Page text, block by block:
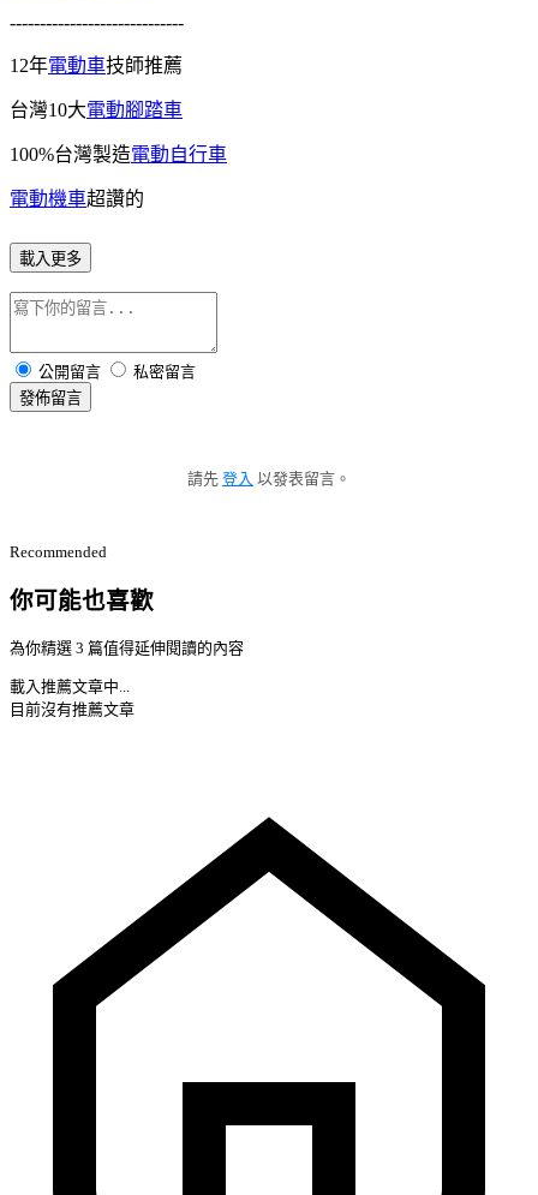
-----------------------------
12年電動車技師推薦
台灣10大電動腳踏車
100%台灣製造電動自行車
電動機車超讚的
載入更多
公開留言
私密留言
發佈留言
請先 登入 以發表留言。
Recommended
你可能也喜歡
為你精選 3 篇值得延伸閱讀的內容
載入推薦文章中...
目前沒有推薦文章